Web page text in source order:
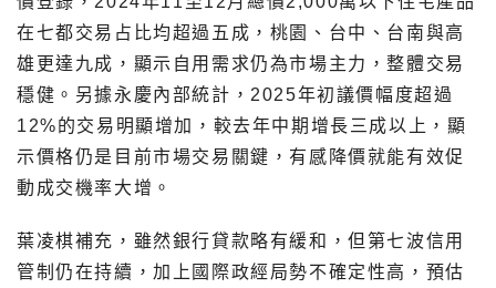
在七都交易占比均超過五成，桃園、台中、台南與高
雄更達九成，顯示自用需求仍為市場主力，整體交易
穩健。另據永慶內部統計，2025年初議價幅度超過
12%的交易明顯增加，較去年中期增長三成以上，顯
示價格仍是目前市場交易關鍵，有感降價就能有效促
動成交機率大增。
葉凌棋補充，雖然銀行貸款略有緩和，但第七波信用
管制仍在持續，加上國際政經局勢不確定性高，預估